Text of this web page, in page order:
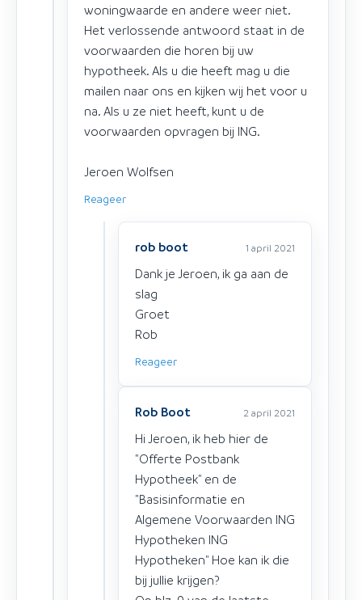
woningwaarde en andere weer niet.
Het verlossende antwoord staat in de
voorwaarden die horen bij uw
hypotheek. Als u die heeft mag u die
mailen naar ons en kijken wij het voor u
na. Als u ze niet heeft, kunt u de
voorwaarden opvragen bij ING.
Jeroen Wolfsen
Reageer
rob boot 1 april 2021
Dank je Jeroen, ik ga aan de
slag
Groet
Rob
Reageer
Rob Boot 2 april 2021
Hi Jeroen, ik heb hier de
"Offerte Postbank
Hypotheek" en de
"Basisinformatie en
Algemene Voorwaarden ING
Hypotheken ING
Hypotheken" Hoe kan ik die
bij jullie krijgen?